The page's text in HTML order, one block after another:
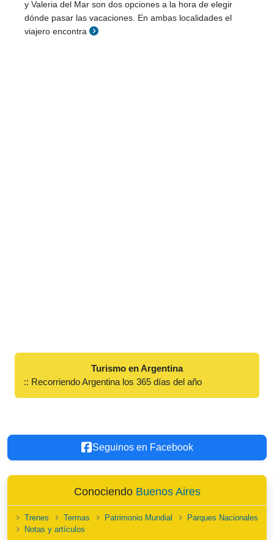
y Valeria del Mar son dos opciones a la hora de elegir
dónde pasar las vacaciones. En ambas localidades el
viajero encontra
Turismo en Argentina
:: Recorriendo Argentina los 365 días del año
Seguinos en Facebook
Conociendo Buenos Aires
Trenes Termas Patrimonio Mundial
Parques Nacionales
Notas y artículos